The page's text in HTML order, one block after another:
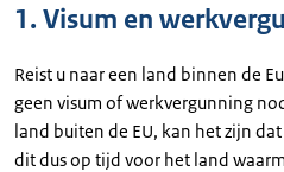
1. Visum en
Reist u naar een land binnen de
geen visum of werkvergunning
land buiten de EU, kan het zijn
dit dus op tijd voor het land